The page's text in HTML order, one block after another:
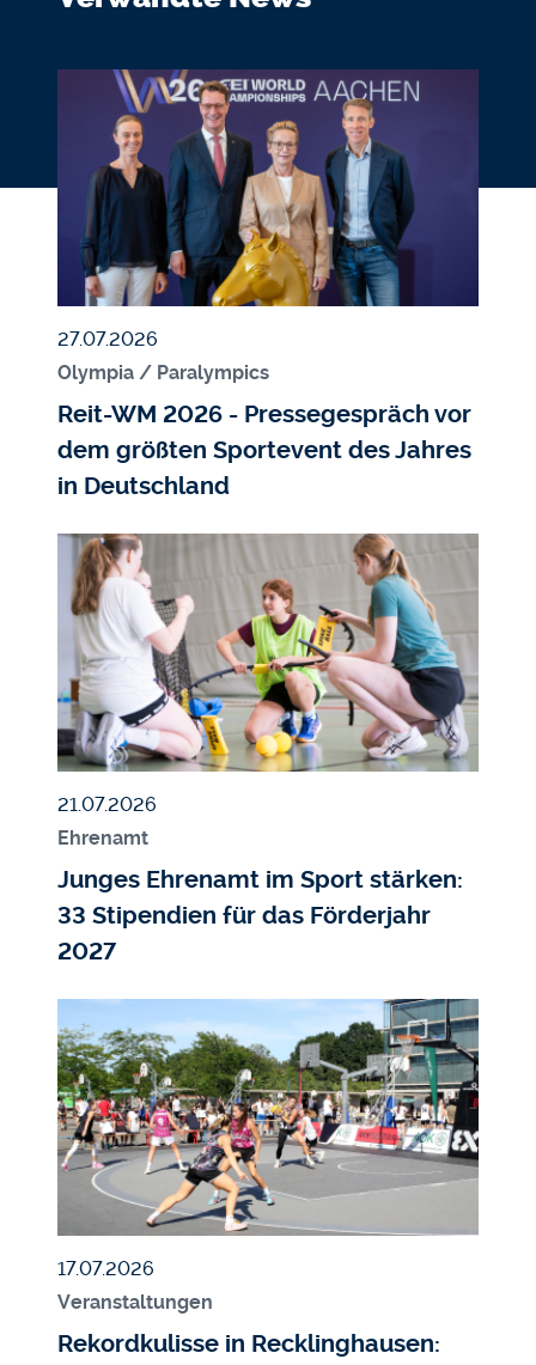
Bildmedium
Veröffentlicht am
27.07.2026
Olympia / Paralympics
Reit-WM 2026 - Pressegespräch vor
dem größten Sportevent des Jahres
in Deutschland
Bildmedium
Bild
Veröffentlicht am
21.07.2026
Ehrenamt
Junges Ehrenamt im Sport stärken:
33 Stipendien für das Förderjahr
2027
Veröffentlicht am
17.07.2026
Veranstaltungen
Rekordkulisse in Recklinghausen: